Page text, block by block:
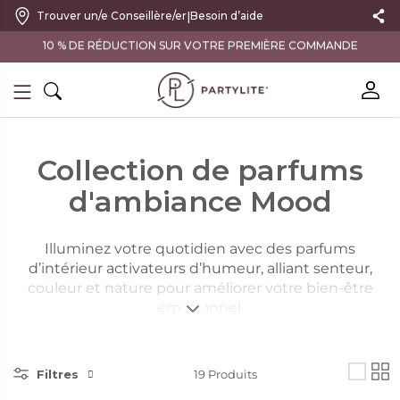
Trouver un/e Conseillère/er|Besoin d’aide
10 % DE RÉDUCTION SUR VOTRE PREMIÈRE COMMANDE
Collection de parfums
d'ambiance Mood
Illuminez votre quotidien avec des parfums
d’intérieur activateurs d’humeur, alliant senteur,
couleur et nature pour améliorer votre bien-être
émotionnel.
Filtres 19Produits